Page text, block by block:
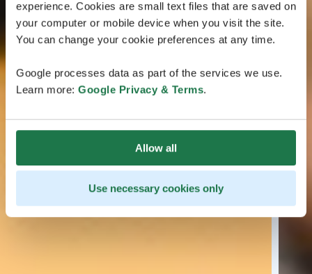
experience. Cookies are small text files that are saved on
your computer or mobile device when you visit the site.
You can change your cookie preferences at any time.
Google processes data as part of the services we use.
Learn more: Google Privacy & Terms.
Allow all
Use necessary cookies only